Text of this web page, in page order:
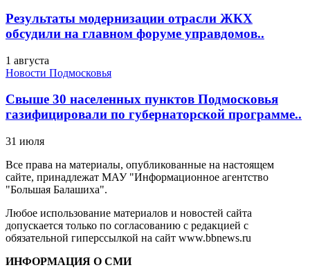
Результаты модернизации отрасли ЖКХ
обсудили на главном форуме управдомов..
1 августа
Новости Подмосковья
Свыше 30 населенных пунктов Подмосковья
газифицировали по губернаторской программе..
31 июля
Все права на материалы, опубликованные на настоящем
сайте, принадлежат МАУ "Информационное агентство
"Большая Балашиха".
Любое использование материалов и новостей сайта
допускается только по согласованию с редакцией с
обязательной гиперссылкой на сайт www.bbnews.ru
ИНФОРМАЦИЯ О СМИ